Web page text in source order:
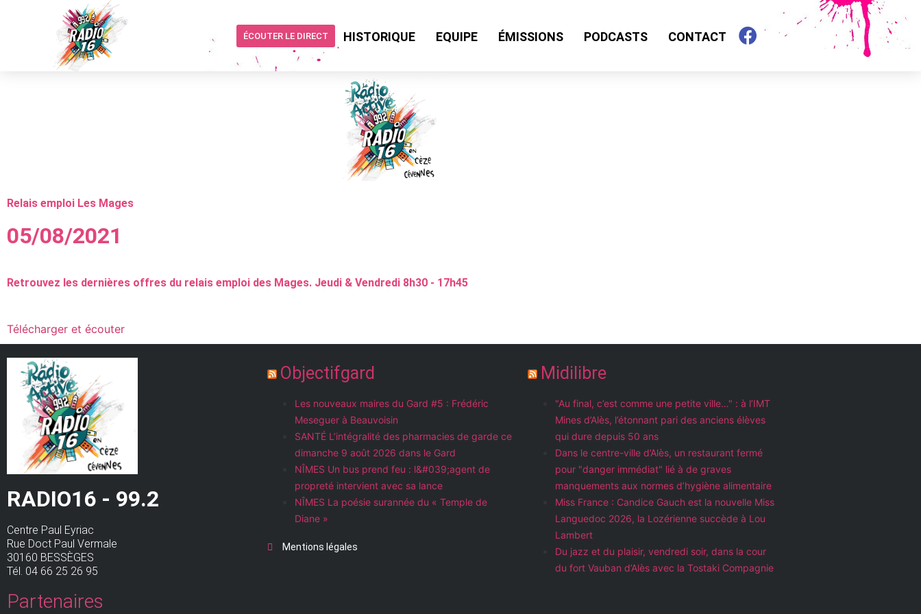
ÉCOUTER LE DIRECT HISTORIQUE EQUIPE ÉMISSIONS PODCASTS CONTACT
Relais emploi Les Mages
05/08/2021
Retrouvez les dernières offres du relais emploi des Mages. Jeudi & Vendredi 8h30 - 17h45
Télécharger et écouter
RADIO16 - 99.2
Centre Paul Eyriac
Rue Doct Paul Vermale
30160 BESSÈGES
Tél. 04 66 25 26 95
Partenaires
Objectifgard
Les nouveaux maires du Gard #5 : Frédéric
Meseguer à Beauvoisin
SANTÉ L’intégralité des pharmacies de garde ce
dimanche 9 août 2026 dans le Gard
NÎMES Un bus prend feu : l&#039;agent de
propreté intervient avec sa lance
NÎMES La poésie surannée du « Temple de
Diane »
Mentions légales
Midilibre
"Au final, c’est comme une petite ville…" : à l’IMT
Mines d’Alès, l’étonnant pari des anciens élèves
qui dure depuis 50 ans
Dans le centre-ville d’Alès, un restaurant fermé
pour "danger immédiat" lié à de graves
manquements aux normes d’hygiène alimentaire
Miss France : Candice Gauch est la nouvelle Miss
Languedoc 2026, la Lozérienne succède à Lou
Lambert
Du jazz et du plaisir, vendredi soir, dans la cour
du fort Vauban d’Alès avec la Tostaki Compagnie